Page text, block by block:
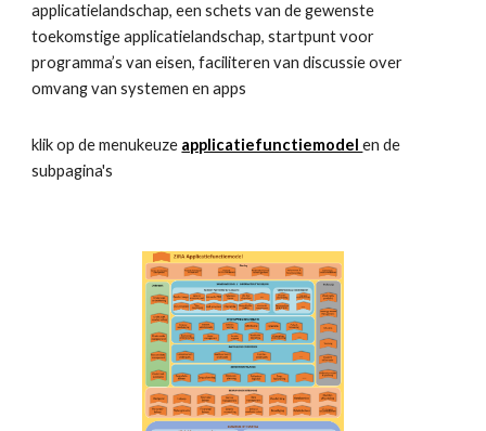
applicatielandschap, een schets van de gewenste
toekomstige applicatielandschap, startpunt voor
programma’s van eisen, faciliteren van discussie over
omvang van systemen en apps
klik op de menukeuze applicatiefunctiemodel en de
subpagina's